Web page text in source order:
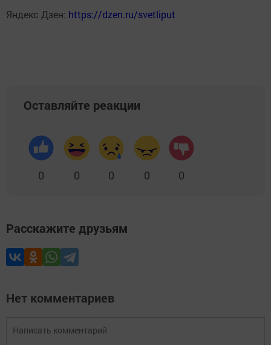
Яндекс Дзен: https://dzen.ru/svetliput
Оставляйте реакции
0 0 0 0 0
Расскажите друзьям
Нет комментариев